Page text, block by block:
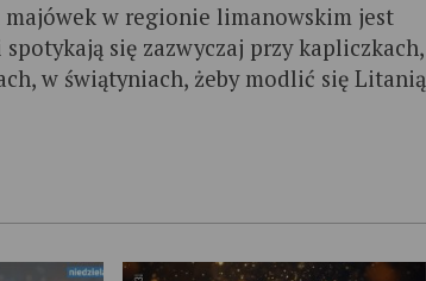
majówek w regionie limanowskim jest
się zazwyczaj przy kapliczkach,
w świątyniach, żeby modlić się Litanią